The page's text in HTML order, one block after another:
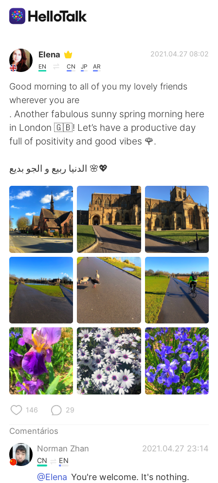
Aplicativo de troca de idioma
AI Grammar Checker
Português
English 简体中文
繁體中文 Español
العربية Français
Deutsch 日本語
한국어 Русский
ไทย Indonesia
Italiano Türkçe
Tiếng Việt
Elena
EN CN JP AR
2021.04.27 08:02
Good morning to all of you my lovely friends
wherever you are
. Another fabulous sunny spring morning here
in London 🇬🇧! Let’s have a productive day
full of positivity and good vibes 🌹.
الدنيا ربيع و الجو بديع 🌸💖
146 29
Comentários
Norman Zhan
2021.04.27 23:14
CN EN
@Elena You're welcome. It's nothing.